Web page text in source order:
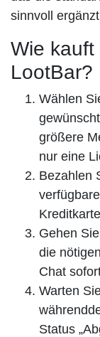
sinnvoll
Wie kauft
LootBar?
Wählen
größere
nur eine
Bezahlen
Gehen
die
Chat
Warten
Status